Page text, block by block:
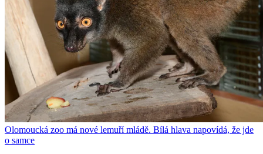
Olomoucká zoo má nové lemuří mládě. Bílá hlava napovídá, že jde
o samce